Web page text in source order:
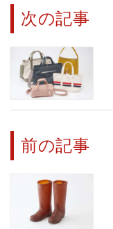
次の記事
前の記事